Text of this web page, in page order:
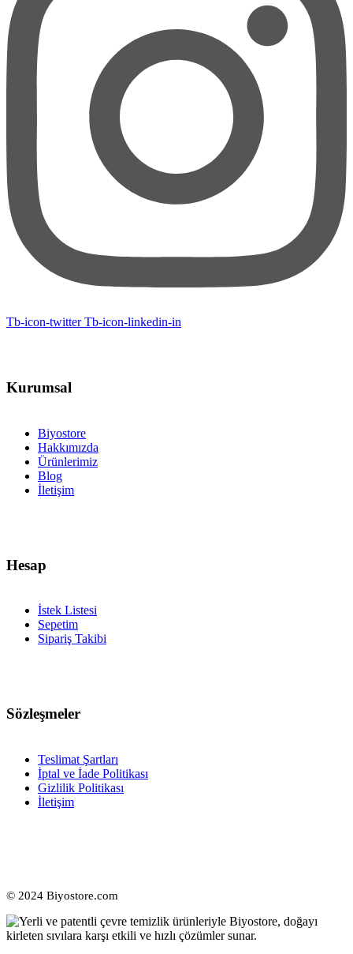
Tb-icon-twitter Tb-icon-linkedin-in
Kurumsal
Biyostore
Hakkımızda
Ürünlerimiz
Blog
İletişim
Hesap
İstek Listesi
Sepetim
Sipariş Takibi
Sözleşmeler
Teslimat Şartları
İptal ve İade Politikası
Gizlilik Politikası
İletişim
© 2024 Biyostore.com